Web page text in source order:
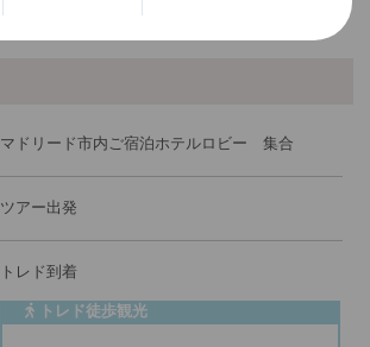
マドリード市内ご宿泊ホテルロビー 集合
ツアー出発
トレド到着
トレド徒歩観光